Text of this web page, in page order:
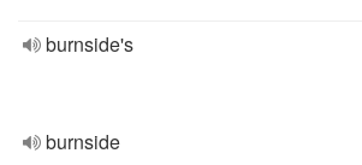
burnside's
burnside